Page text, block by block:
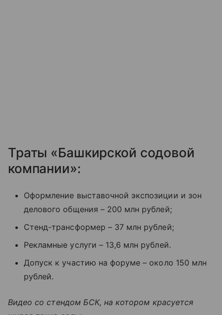
Траты «Башкирской содовой
компании»:
Оформление выставочной экспозиции и зон
делового общения – 200 млн рублей;
Стенд-трансформер – 37 млн рублей;
Рекламные услуги – 13,6 млн рублей.
Допуск к участию на форуме – около 150 млн
рублей.
Видео со стендом БСК, на котором красуется